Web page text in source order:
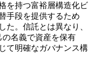
を持つ富裕層構造化ビ
手段を提供するため
た。信託とは異なり、
名義で資産を保有
て明確なガバナンス構